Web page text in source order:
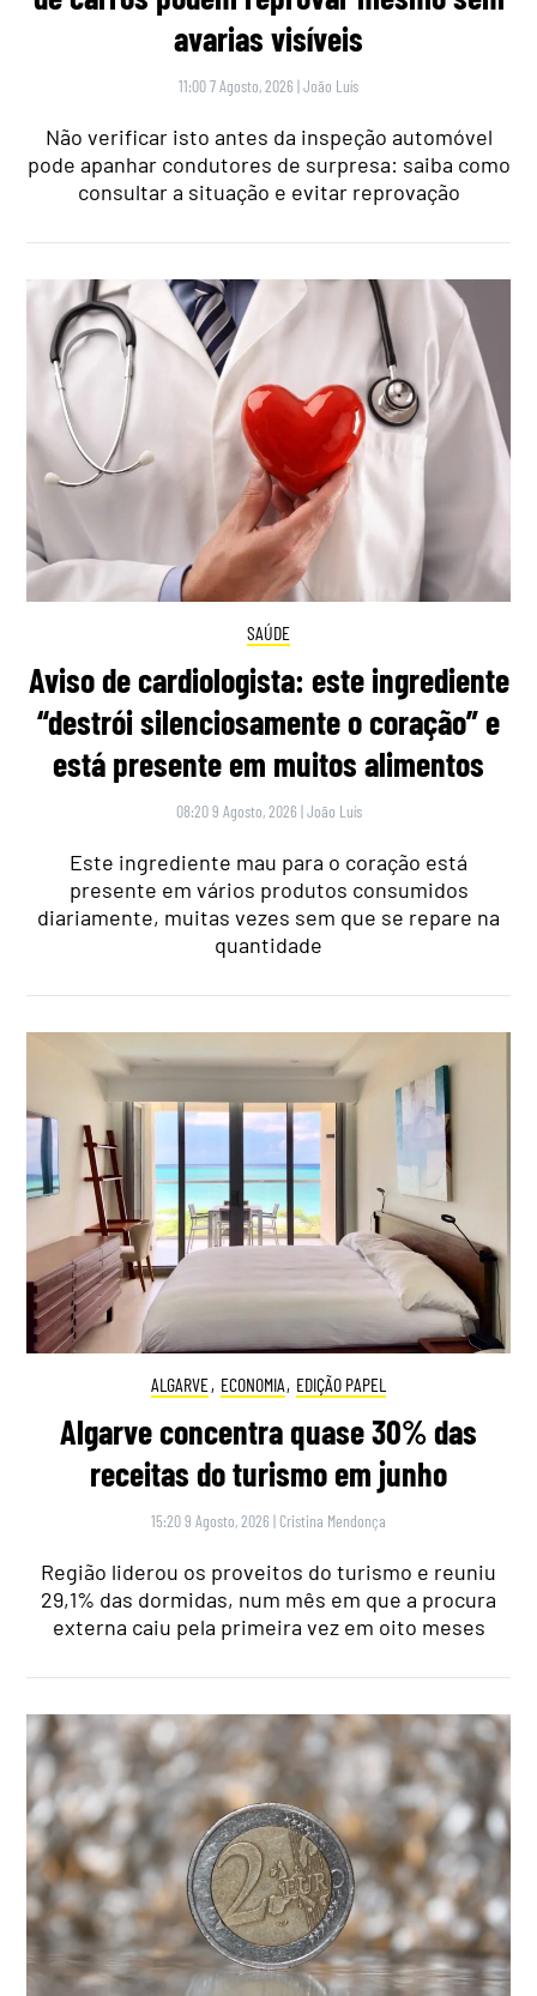
avarias visíveis
11:00 7 Agosto, 2026 |João Luís
Não verificar isto antes da inspeção automóvel
pode apanhar condutores de surpresa: saiba como
consultar a situação e evitar reprovação
SAÚDE
Aviso de cardiologista: este ingrediente
“destrói silenciosamente o coração” e
está presente em muitos alimentos
08:20 9 Agosto, 2026 |João Luís
Este ingrediente mau para o coração está
presente em vários produtos consumidos
diariamente, muitas vezes sem que se repare na
quantidade
ALGARVE, ECONOMIA, EDIÇÃO PAPEL
Algarve concentra quase 30% das
receitas do turismo em junho
15:20 9 Agosto, 2026 | Cristina Mendonça
Região liderou os proveitos do turismo e reuniu
29,1% das dormidas, num mês em que a procura
externa caiu pela primeira vez em oito meses